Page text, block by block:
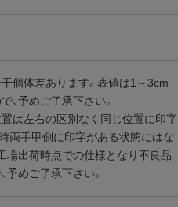
個体差あります。表値は1～3cm
、予めご了承下さい。
は左右の区別なく同じ位置に印字
両手甲側に印字がある状態にはな
場出荷時点での仕様となり不良品
予めご了承下さい。